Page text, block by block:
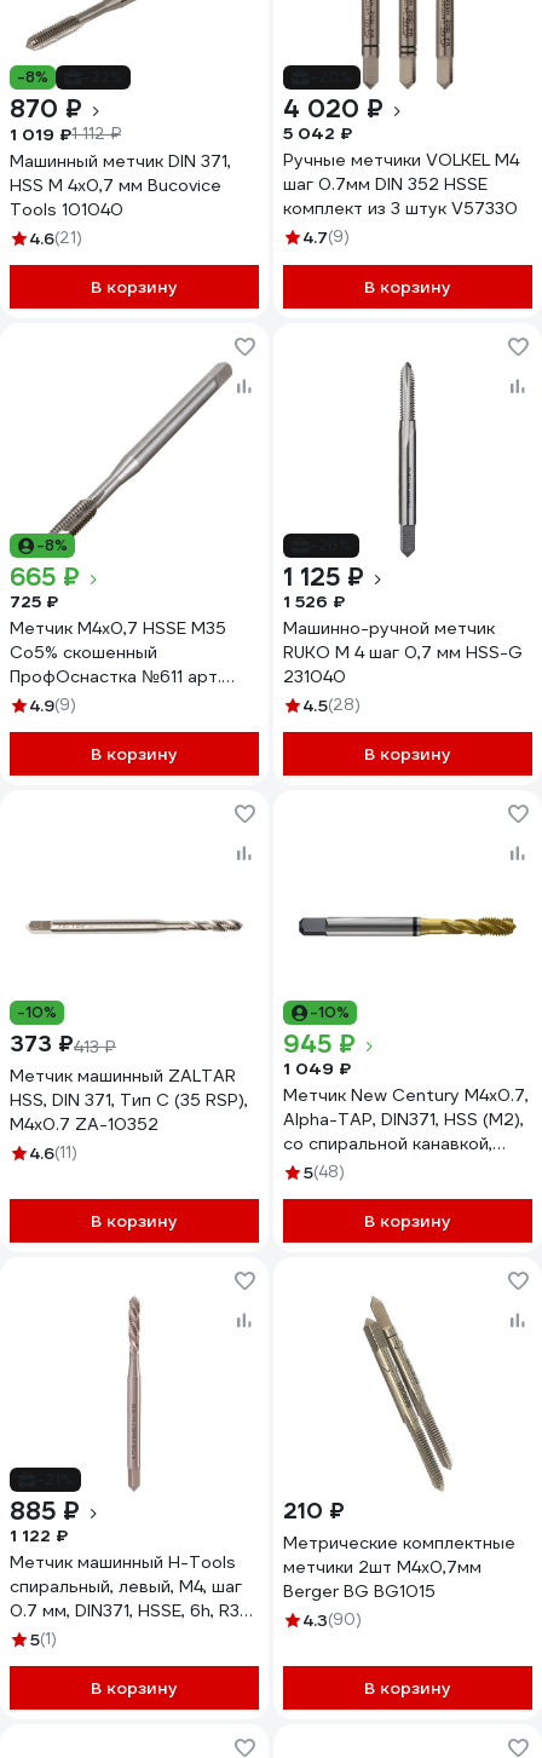
-8%
870 ₽
1 019 ₽1 112 ₽
Машинный метчик DIN 371,
HSS M 4х0,7 мм Bucovice
Tools 101040
4.6(21)
В корзину
4 020 ₽
5 042 ₽
Ручные метчики VOLKEL M4
шаг 0.7мм DIN 352 HSSE
комплект из 3 штук V57330
4.7(9)
В корзину
-8%
665 ₽
725 ₽
Метчик M4x0,7 HSSE M35
Co5% скошенный
ПрофОснастка №611 арт.
50251011
4.9(9)
В корзину
1 125 ₽
1 526 ₽
Машинно-ручной метчик
RUKO M 4 шаг 0,7 мм HSS-G
231040
4.5(28)
В корзину
-10%
373 ₽413 ₽
Метчик машинный ZALTAR
HSS, DIN 371, Тип C (35 RSP),
M4x0.7 ZA-10352
4.6(11)
В корзину
-10%
945 ₽
1 049 ₽
Метчик New Century M4x0.7,
Alpha-TAP, DIN371, HSS (M2),
со спиральной канавкой,
покрытие TiN T8804246
5(48)
В корзину
885 ₽
1 122 ₽
Метчик машинный H-Tools
спиральный, левый, М4, шаг
0.7 мм, DIN371, HSSE, 6h, R35,
a=3.4 33730HT
5(1)
В корзину
210 ₽
Метрические комплектные
метчики 2шт М4х0,7мм
Berger BG BG1015
4.3(90)
В корзину